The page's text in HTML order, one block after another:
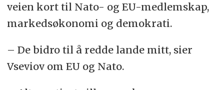
veien kort til Nato- og EU-medlemskap,
markedsøkonomi og demokrati.
– De bidro til å redde lande mitt, sier
Vseviov om EU og Nato.